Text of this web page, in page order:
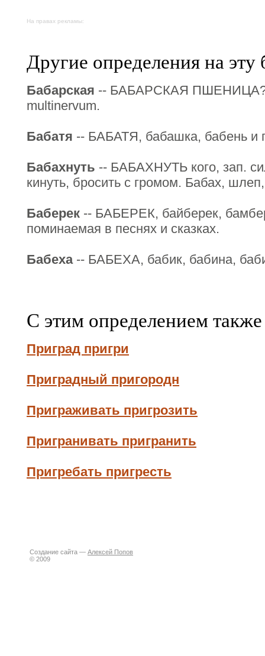
На правах рекламы:
Другие определения на эту
Бабарская -- БАБАРСКАЯ ПШЕНИЦА?
multinervum.
Бабатя -- БАБАТЯ, бабашка, бабень и
Бабахнуть -- БАБАХНУТЬ кого, зап.
кинуть, бросить с громом. Бабах,
Баберек -- БАБЕРЕК, байберек,
поминаемая в песнях и сказках.
Бабеха-- БАБЕХА, бабик, бабина,
С этим определением
Приград пригри
Приградный пригородн
Приграживать пригрозить
Пригранивать пригранить
Пригребать пригресть
Создание сайта — Алексей Попов
© 2009